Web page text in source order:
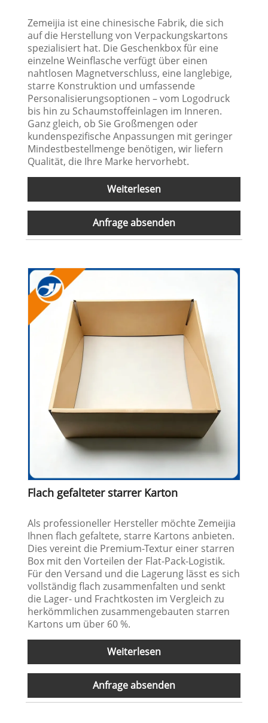
Zemeijia ist eine chinesische Fabrik, die sich
auf die Herstellung von Verpackungskartons
spezialisiert hat. Die Geschenkbox für eine
einzelne Weinflasche verfügt über einen
nahtlosen Magnetverschluss, eine langlebige,
starre Konstruktion und umfassende
Personalisierungsoptionen – vom Logodruck
bis hin zu Schaumstoffeinlagen im Inneren.
Ganz gleich, ob Sie Großmengen oder
kundenspezifische Anpassungen mit geringer
Mindestbestellmenge benötigen, wir liefern
Qualität, die Ihre Marke hervorhebt.
Weiterlesen
Anfrage absenden
Flach gefalteter starrer Karton
Als professioneller Hersteller möchte Zemeijia
Ihnen flach gefaltete, starre Kartons anbieten.
Dies vereint die Premium-Textur einer starren
Box mit den Vorteilen der Flat-Pack-Logistik.
Für den Versand und die Lagerung lässt es sich
vollständig flach zusammenfalten und senkt
die Lager- und Frachtkosten im Vergleich zu
herkömmlichen zusammengebauten starren
Kartons um über 60 %.
Weiterlesen
Anfrage absenden